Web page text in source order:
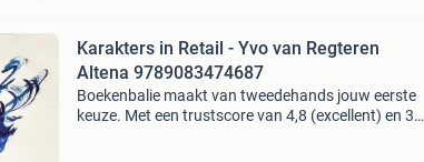
Karakters in Retail - Yvo van Regteren
Altena 9789083474687
Boekenbalie maakt van tweedehands jouw eerste
keuze. Met een trustscore van 4,8 (excellent) en 30